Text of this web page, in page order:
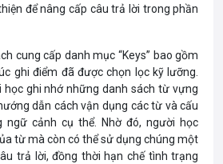
để nâng cấp câu trả lời trong phần
cung cấp danh mục “Keys” bao gồm
ghi điểm đã được chọn lọc kỹ lưỡng.
học ghi nhớ những danh sách từ vựng
dẫn cách vận dụng các từ và cấu
ngữ cảnh cụ thể. Nhờ đó, người học
từ mà còn có thể sử dụng chúng một
trả lời, đồng thời hạn chế tình trạng